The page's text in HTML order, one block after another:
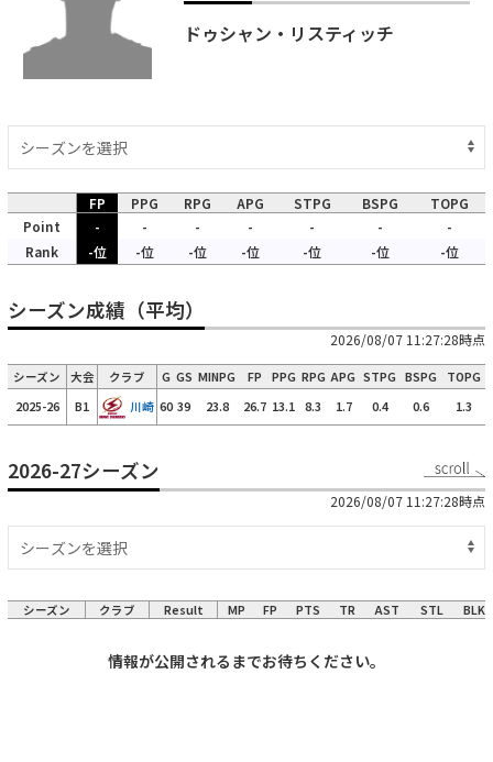
ドゥシャン・リスティッチ
FP PPG RPG APG STPG BSPG
TOPG
Point
- - - - - -
-
Rank
-位 -位 -位 -位 -位 -位 -位
シーズン成績（平均）
2026/08/07 11:27:28時点
シーズン 大会 クラブ G GS MINPG FP PPG RPG APG STPG BSPG
TOPG
2025-26
B1 川崎 60 39 23.8 26.7 13.1 8.3 1.7 0.4 0.6 1.3
2026-27シーズン
2026/08/07 11:27:28時点
シーズン クラブ Result MP FP PTS TR AST STL BLK
情報が公開されるまでお待ちください。